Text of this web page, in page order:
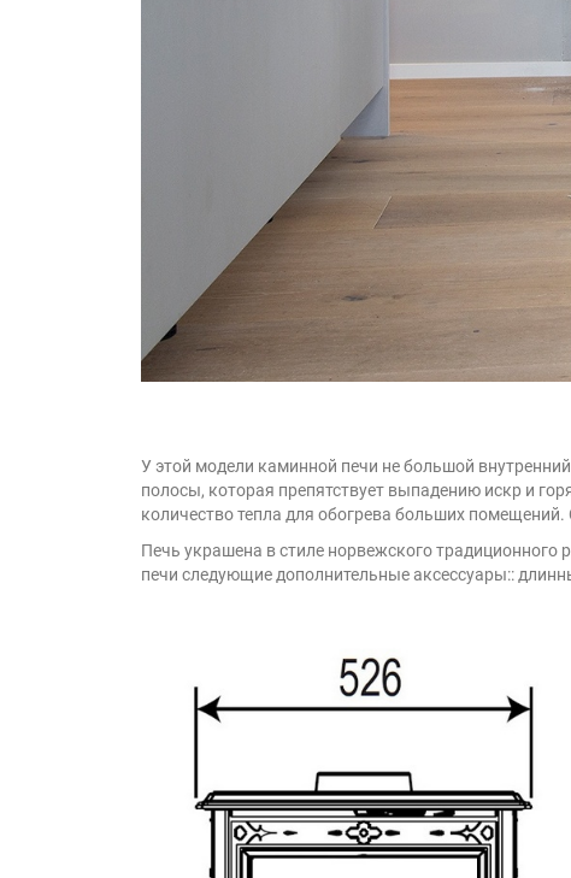
У этой модели каминной печи не большой
полосы, которая препятствует выпадению искр и
количество тепла для обогрева больших
Печь украшена в стиле норвежского традиционного
печи следующие дополнительные аксессуары::